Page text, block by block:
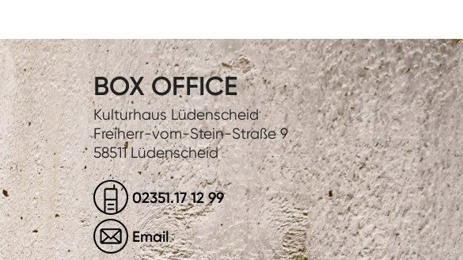
BOX OFFICE
Kulturhaus Lüdenscheid
Freiherr-vom-Stein-Straße 9
58511 Lüdenscheid
02351.17 12 99
Email